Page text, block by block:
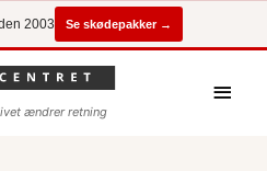
2003 Se skødepakker →
ændrer retning